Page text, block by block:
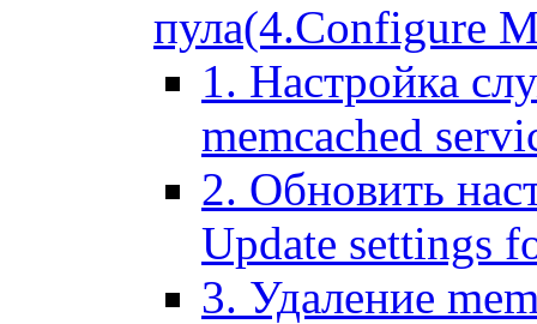
пула(4.Configure
1. Настройка
memcached
2. Обновить
Update settings
3. Удаление